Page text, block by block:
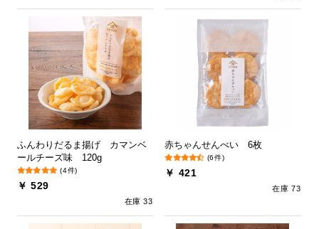
ふんわりだるま揚げ カマンベ
ールチーズ味 120g
(4件)
￥ 529
在庫 33
赤ちゃんせんべい 6枚
(6件)
￥ 421
在庫 73